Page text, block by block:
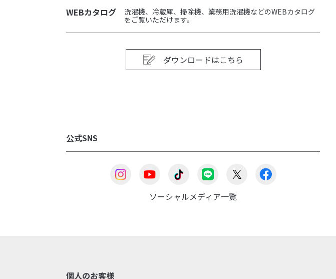
WEBカタログ
洗濯機、冷蔵庫、掃除機、業務用洗濯機などのWEBカタログ
をご覧いただけます。
ダウンロードはこちら
公式SNS
ソーシャルメディア一覧
個人のお客様